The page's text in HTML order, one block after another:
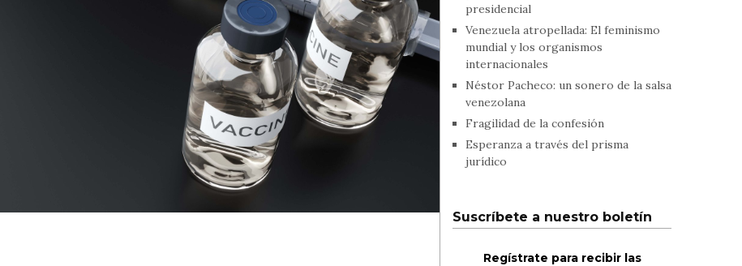
presidencial
Venezuela atropellada: El feminismo
mundial y los organismos
internacionales
Néstor Pacheco: un sonero de la salsa
venezolana
Fragilidad de la confesión
Esperanza a través del prisma
jurídico
Suscríbete a nuestro boletín
Regístrate para recibir las